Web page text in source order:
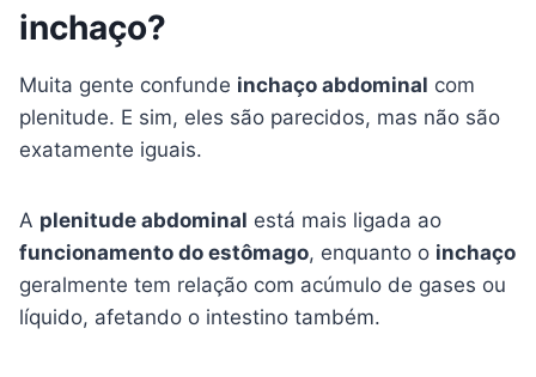
inchaço?
Muita gente confunde inchaço abdominal com
plenitude. E sim, eles são parecidos, mas não são
exatamente iguais.
A plenitude abdominal está mais ligada ao
funcionamento do estômago, enquanto o inchaço
geralmente tem relação com acúmulo de gases ou
líquido, afetando o intestino também.